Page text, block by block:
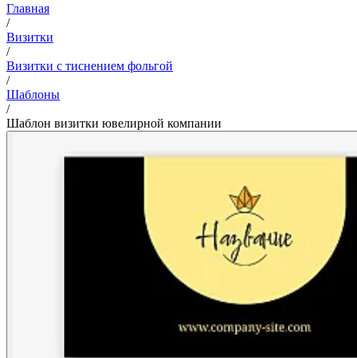
Главная
/
Визитки
/
Визитки с тиснением фольгой
/
Шаблоны
/
Шаблон визитки ювелирной компании